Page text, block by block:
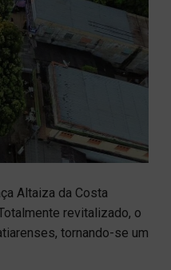
Altaiza da Costa
revitalizado, o
tornando-se um